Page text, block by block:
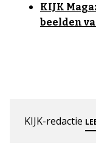
KIJK
beelden
KIJK-redactie